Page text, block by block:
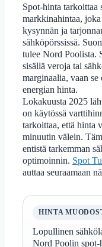
Spot-hinta tarkoittaa
markkinahintaa,
kysynnän ja
sähköpörssissä.
tulee Nord Poolista.
sisällä veroja tai
marginaalia, vaan se
energian hinta.
Lokakuusta 2025
on käytössä
tarkoittaa, että hinta
minuutin välein.
entistä tarkemman
optimoinnin. Spot
auttaa seuraamaan
HINTA
Lopullinen
Nord Poolin spot-